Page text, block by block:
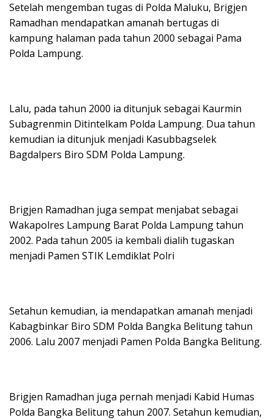
Setelah mengemban tugas di Polda Maluku, Brigjen
Ramadhan mendapatkan amanah bertugas di
kampung halaman pada tahun 2000 sebagai Pama
Polda Lampung.
Lalu, pada tahun 2000 ia ditunjuk sebagai Kaurmin
Subagrenmin Ditintelkam Polda Lampung. Dua tahun
kemudian ia ditunjuk menjadi Kasubbagselek
Bagdalpers Biro SDM Polda Lampung.
Brigjen Ramadhan juga sempat menjabat sebagai
Wakapolres Lampung Barat Polda Lampung tahun
2002. Pada tahun 2005 ia kembali dialih tugaskan
menjadi Pamen STIK Lemdiklat Polri
Setahun kemudian, ia mendapatkan amanah menjadi
Kabagbinkar Biro SDM Polda Bangka Belitung tahun
2006. Lalu 2007 menjadi Pamen Polda Bangka Belitung.
Brigjen Ramadhan juga pernah menjadi Kabid Humas
Polda Bangka Belitung tahun 2007. Setahun kemudian,